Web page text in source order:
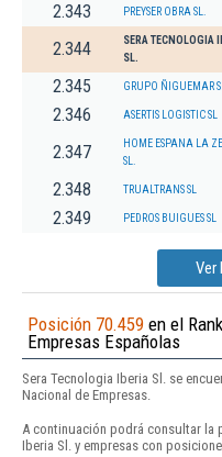
2.343 PREYSER OBRA SL.
2.344
SERA TECNOLOGIA
SL.
2.345 GRUPO ÑIGUEMAR
2.346 ASERTIS LOGISTIC SL
2.347
HOME ESPANA LA
SL.
2.348 TRUALTRANS SL
2.349 PEDROS BUIGUES SL
Ver
Posición 70.459 en el
Empresas Españolas
Sera Tecnologia Iberia Sl. se
Nacional de Empresas.
A continuación podrá consultar la
Iberia Sl. y empresas con